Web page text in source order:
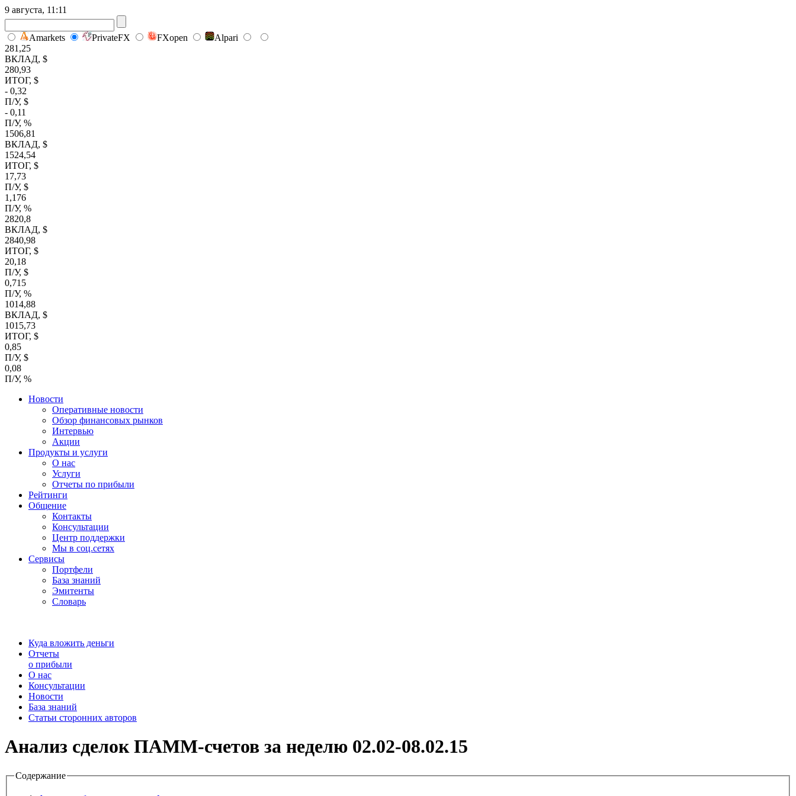
9 августа, 11:11
Amarkets PrivateFX FXopen
Alpari
281,25
ВКЛАД, $
280,93
ИТОГ, $
- 0,32
П/У, $
- 0,11
П/У, %
1506,81
ВКЛАД, $
1524,54
ИТОГ, $
17,73
П/У, $
1,176
П/У, %
2820,8
ВКЛАД, $
2840,98
ИТОГ, $
20,18
П/У, $
0,715
П/У, %
1014,88
ВКЛАД, $
1015,73
ИТОГ, $
0,85
П/У, $
0,08
П/У, %
Новости
Оперативные новости
Обзор финансовых рынков
Интервью
Акции
Продукты и услуги
О нас
Услуги
Отчеты по прибыли
Рейтинги
Общение
Контакты
Консультации
Центр поддержки
Мы в соц.сетях
Сервисы
Портфели
База знаний
Эмитенты
Словарь
Куда вложить деньги
Отчеты
о прибыли
О нас
Консультации
Новости
База знаний
Статьи сторонних авторов
Анализ сделок ПАММ-счетов за неделю 02.02-08.02.15
Содержание